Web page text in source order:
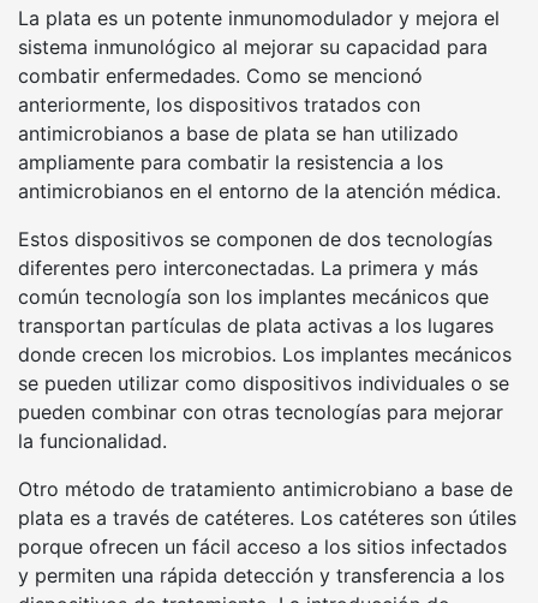
La plata es un potente inmunomodulador y mejora el
sistema inmunológico al mejorar su capacidad para
combatir enfermedades. Como se mencionó
anteriormente, los dispositivos tratados con
antimicrobianos a base de plata se han utilizado
ampliamente para combatir la resistencia a los
antimicrobianos en el entorno de la atención médica.
Estos dispositivos se componen de dos tecnologías
diferentes pero interconectadas. La primera y más
común tecnología son los implantes mecánicos que
transportan partículas de plata activas a los lugares
donde crecen los microbios. Los implantes mecánicos
se pueden utilizar como dispositivos individuales o se
pueden combinar con otras tecnologías para mejorar
la funcionalidad.
Otro método de tratamiento antimicrobiano a base de
plata es a través de catéteres. Los catéteres son útiles
porque ofrecen un fácil acceso a los sitios infectados
y permiten una rápida detección y transferencia a los